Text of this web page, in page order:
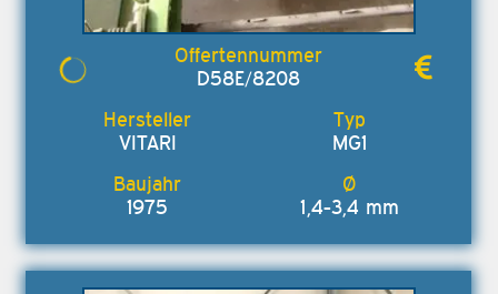
D58E/8208
VITARI MG1
1975 1,4-3,4 mm